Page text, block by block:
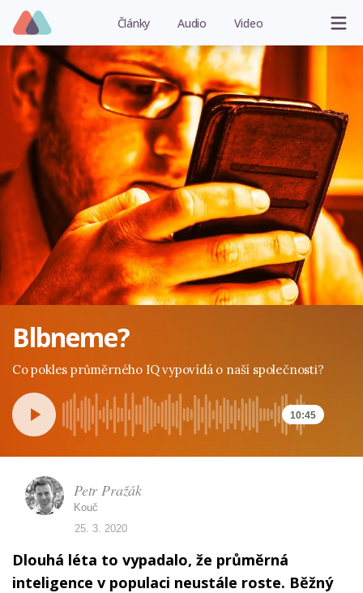
Články Audio Video
Blbneme?
Co pokles průměrného IQ vypovídá o naší společnosti?
10:45
Dlouhá léta to vypadalo, že průměrná
inteligence v populaci neustále roste. Běžný
Petr Pražák
Kouč
25. 3. 2020